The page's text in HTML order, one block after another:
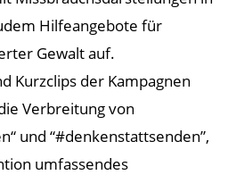
Hilfeangebote für
Gewalt auf.
Kurzclips der Kampagnen
Verbreitung von
und “#denkenstattsenden”,
umfassendes